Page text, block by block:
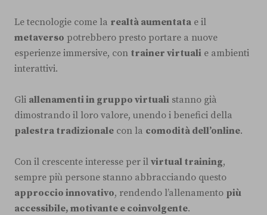
Le tecnologie come la realtà aumentata e il
metaverso potrebbero presto portare a nuove
esperienze immersive, con trainer virtuali e ambienti
interattivi.
Gli allenamenti in gruppo virtuali stanno già
dimostrando il loro valore, unendo i benefici della
palestra tradizionale con la comodità dell’online.
Con il crescente interesse per il virtual training,
sempre più persone stanno abbracciando questo
approccio innovativo, rendendo l’allenamento più
accessibile, motivante e coinvolgente.